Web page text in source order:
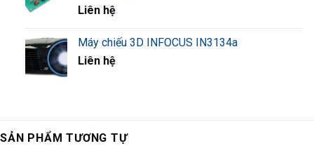
Liên hệ
Máy chiếu 3D INFOCUS IN3134a
Liên hệ
SẢN PHẨM TƯƠNG TỰ